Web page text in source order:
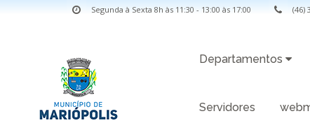
Segunda à Sexta 8h às 11:30 - 13:00 às 17:00 (46)
Departamentos
Servidores